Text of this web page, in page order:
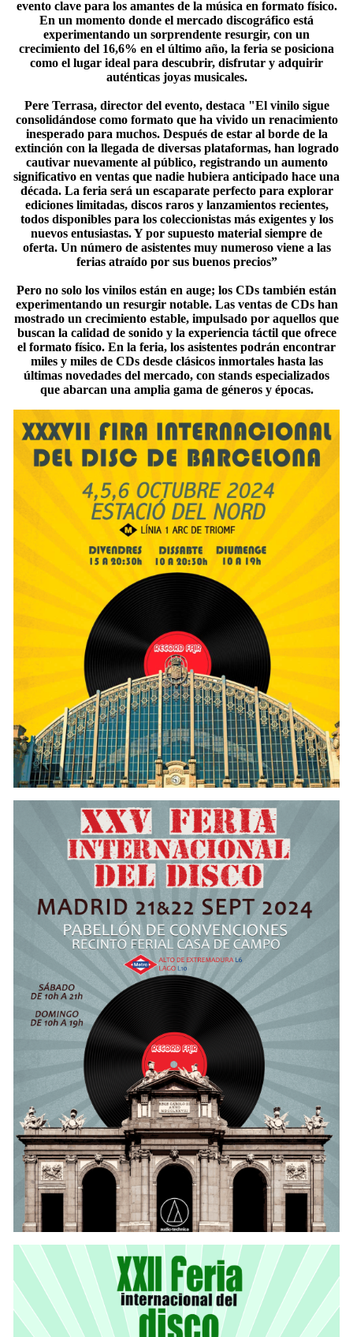
evento clave para los amantes de la música en formato físico.
En un momento donde el mercado discográfico está
experimentando un sorprendente resurgir, con un
crecimiento del 16,6% en el último año, la feria se posiciona
como el lugar ideal para descubrir, disfrutar y adquirir
auténticas joyas musicales.
Pere Terrasa, director del evento, destaca "El vinilo sigue
consolidándose como formato que ha vivido un renacimiento
inesperado para muchos. Después de estar al borde de la
extinción con la llegada de diversas plataformas, han logrado
cautivar nuevamente al público, registrando un aumento
significativo en ventas que nadie hubiera anticipado hace una
década. La feria será un escaparate perfecto para explorar
ediciones limitadas, discos raros y lanzamientos recientes,
todos disponibles para los coleccionistas más exigentes y los
nuevos entusiastas. Y por supuesto material siempre de
oferta. Un número de asistentes muy numeroso viene a las
ferias atraído por sus buenos precios”
Pero no solo los vinilos están en auge; los CDs también están
experimentando un resurgir notable. Las ventas de CDs han
mostrado un crecimiento estable, impulsado por aquellos que
buscan la calidad de sonido y la experiencia táctil que ofrece
el formato físico. En la feria, los asistentes podrán encontrar
miles y miles de CDs desde clásicos inmortales hasta las
últimas novedades del mercado, con stands especializados
que abarcan una amplia gama de géneros y épocas.